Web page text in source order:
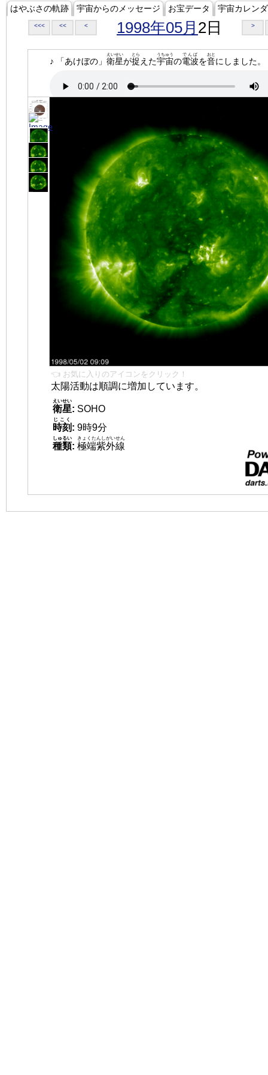
はやぶさの軌跡 宇宙からのメッセージ お宝データ 宇宙カレン
<<< << < 1998年05月 2日 >
♪ 「あけぼの」 衛星
えいせい
が捉
とら
えた宇宙
うちゅう
の電波
でんぱ
を音
おと
にしました。
👈 お気に入りのアイコンをクリック！
太陽活動は順調に増加しています。
衛星
えいせい
: SOHO
時刻
じこく
: 9時9分
種類
しゅるい
: 極端紫外線
きょくたんしがいせん